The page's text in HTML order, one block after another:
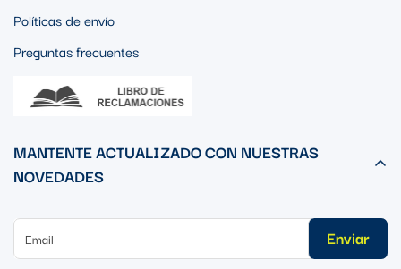
Políticas de envío
Preguntas frecuentes
MANTENTE ACTUALIZADO CON NUESTRAS
NOVEDADES
Enviar